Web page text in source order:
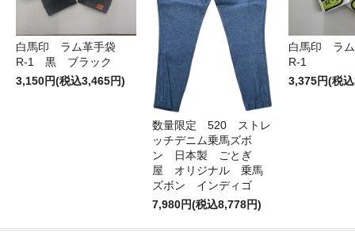
白馬印 ラム革手袋
R-1 黒 ブラック
3,150円(税込3,465円)
数量限定 520 ストレ
ッチデニム乗馬ズボ
ン 日本製 ごとぎ
屋 オリジナル 乗馬
ズボン インディゴ
7,980円(税込8,778円)
白馬印 ラ
R-1
3,375円(税